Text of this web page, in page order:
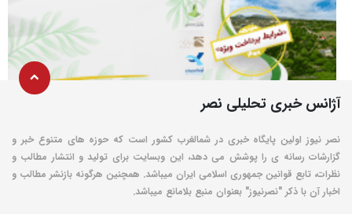
آژانس خبری تحلیلی نصر
نصر نیوز اولین پایگاه خبری در شمالغرب کشور است که حوزه های متنوع خبر و
گزارشات رسانه ی را پوشش می دهد، این وبسایت برای تولید و انتشار مطالب و
نظرات، تابع قوانین جمهوری اسلامی ایران میباشد. همچنین هرگونه بازنشر مطالب و
اخبار آن با ذکر "نصرنیوز" بعنوان منبع بلامانع میباشد.